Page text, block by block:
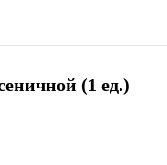
(1 ед.)